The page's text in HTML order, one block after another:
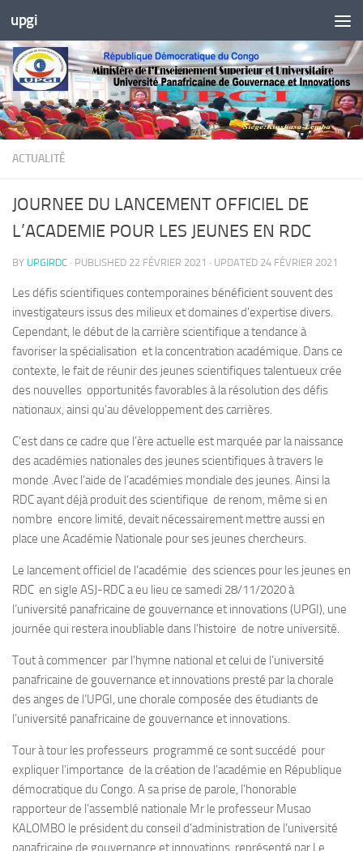
Skip to content
upgi
ACTUALITÉ
JOURNEE DU LANCEMENT OFFICIEL DE
L’ACADEMIE POUR LES JEUNES EN RDC
BY UPGIRDC · PUBLISHED 22 FÉVRIER 2021 · UPDATED 24 FÉVRIER 2021
Les défis scientifiques contemporaines bénéficient souvent des
investigateurs issus des milieux et domaines d’expertise divers.
Cependant, le début de la carrière scientifique a tendance à
favoriser la spécialisation et la concentration académique. Dans ce
contexte, le fait de réunir des jeunes scientifiques talentueux crée
des nouvelles opportunités favorables à la résolution des défis
nationaux, ainsi qu’au développement des carrières.
C’est dans ce cadre que l’ère actuelle est marquée par la naissance
des académies nationales des jeunes scientifiques à travers le
monde .Avec l’aide de l’académies mondiale des jeunes. Ainsi la
RDC ayant déjà produit des scientifique de renom, même si en
nombre encore limité, devait nécessairement mettre aussi en
place une Académie Nationale pour ses jeunes chercheurs.
Le lancement officiel de l’académie des sciences pour les jeunes en
RDC en sigle ASJ-RDC a eu lieu ce samedi 28/11/2020 à
l’université panafricaine de gouvernance et innovations (UPGI), une
journée qui restera inoubliable dans l’histoire de notre université.
Tout à commencer par l’hymne national et celui de l’université
panafricaine de gouvernance et innovations presté par la chorale
des anges de l’UPGI, une chorale composée des étudiants de
l’université panafricaine de gouvernance et innovations.
Tour à tour les professeurs programmé ce sont succédé pour
expliquer l’importance de la création de l’académie en République
démocratique du Congo. A sa prise de parole, l’honorable
rapporteur de l’assemblé nationale Mr le professeur Musao
KALOMBO le président du conseil d’administration de l’université
panafricaine de gouvernance et innovations représenté par Le